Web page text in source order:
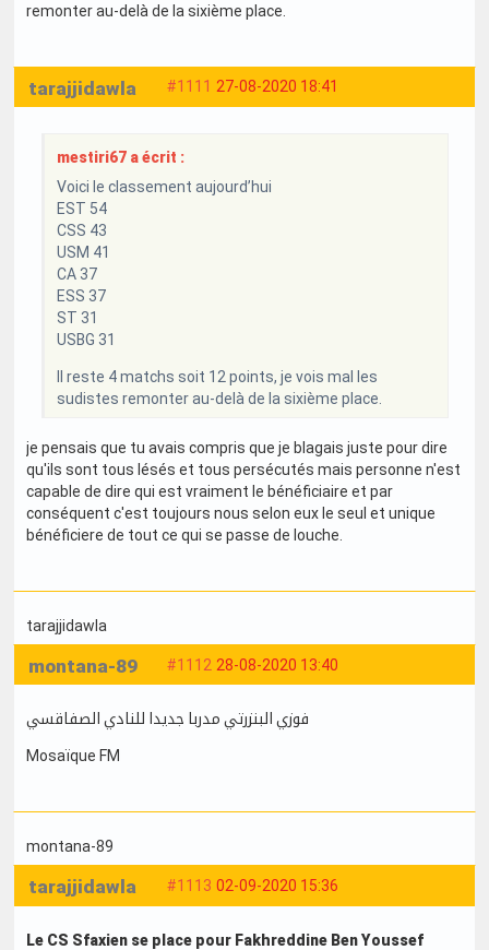
remonter au-delà de la sixième place.
#1111 27-08-2020 18:41
tarajjidawla
mestiri67 a écrit :
Voici le classement aujourd’hui
EST 54
CSS 43
USM 41
CA 37
ESS 37
ST 31
USBG 31
Il reste 4 matchs soit 12 points, je vois mal les
sudistes remonter au-delà de la sixième place.
je pensais que tu avais compris que je blagais juste pour dire
qu'ils sont tous lésés et tous persécutés mais personne n'est
capable de dire qui est vraiment le bénéficiaire et par
conséquent c'est toujours nous selon eux le seul et unique
bénéficiere de tout ce qui se passe de louche.
tarajjidawla
#1112 28-08-2020 13:40
montana-89
فوزي البنزرتي مدربا جديدا للنادي الصفاقسي
Mosaïque FM
montana-89
#1113 02-09-2020 15:36
tarajjidawla
Le CS Sfaxien se place pour Fakhreddine Ben Youssef